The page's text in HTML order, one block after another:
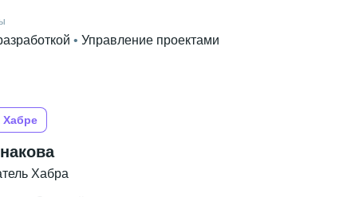
• Управление проектами
Хабре
Хабра